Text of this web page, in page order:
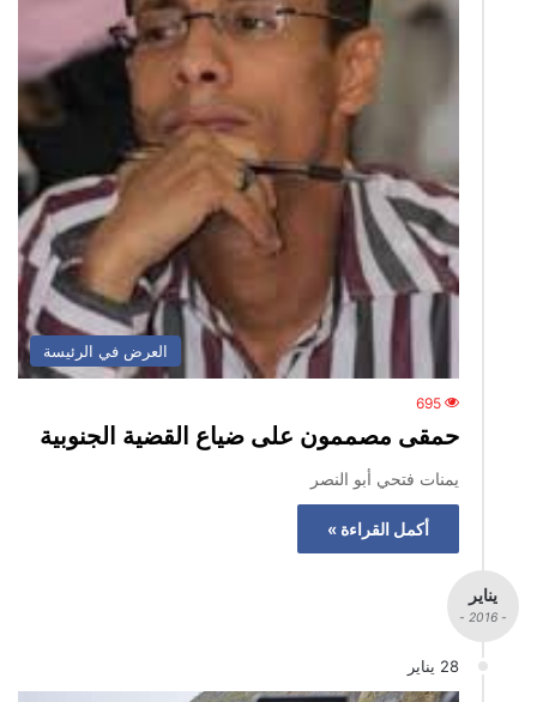
العرض في الرئيسة
695
حمقى مصممون على ضياع القضية الجنوبية
يمنات فتحي أبو النصر
أكمل القراءة »
يناير
- 2016 -
28 يناير